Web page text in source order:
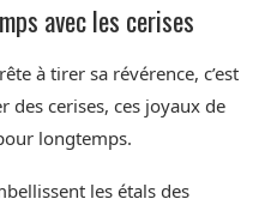
avec les cerises
à tirer sa révérence, c’est
cerises, ces joyaux de
longtemps.
les étals des